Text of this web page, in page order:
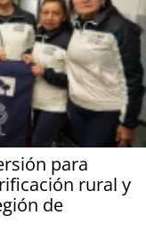
para
rural y
de